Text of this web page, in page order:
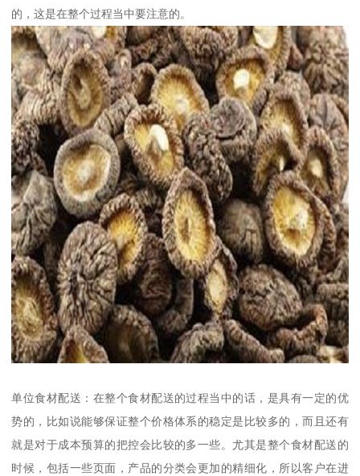
的，这是在整个过程当中要注意的。
单位食材配送：在整个食材配送的过程当中的话，是具有一定的优
势的，比如说能够保证整个价格体系的稳定是比较多的，而且还有
就是对于成本预算的把控会比较的多一些。尤其是整个食材配送的
时候，包括一些页面，产品的分类会更加的精细化，所以客户在进